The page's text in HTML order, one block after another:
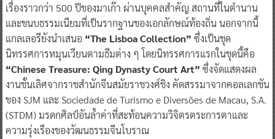
เรื่องราวกว่า 500 ปีของมาเก๊า ผ่านบุคคลสำคัญ สถานที่ในตำนาน
และขนบธรรมเนียมที่เป็นรากฐานของเอกลักษณ์ท้องถิ่น นอกจากนี้
แกลเลอรียังนำเสนอ “The Lisboa Collection” ซึ่งเป็นชุด
นิทรรศการหมุนเวียนตามธีมต่าง ๆ โดยนิทรรศการแรกในชุดนี้คือ
“Chinese Treasure: Qing Dynasty Court Art” ซึ่งจัดแสดงผล
งานชั้นเลิศจากราชสำนักจีนสมัยราชวงศ์ชิง คัดสรรมาจากคอลเลกชัน
ของ SJM และ Sociedade de Turismo e Diversões de Macau, S.A.
(STDM) มรดกศิลป์อันล้ำค่าที่สะท้อนความวิจิตรตระการตาและ
ความรุ่งเรืองของวัฒนธรรมจีนโบราณ